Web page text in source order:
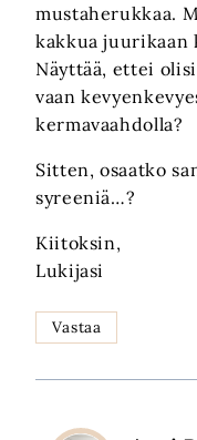
mustaherukkaa.
kakkua juurikaan
Näyttää, ettei
vaan
kermavaahdolla?
Sitten, osaatko
syreeniä…?
Kiitoksin,
Lukijasi
Vastaa